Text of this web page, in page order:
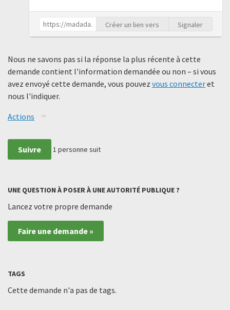
Créer un lien vers Signaler
Nous ne savons pas si la réponse la plus récente à cette
demande contient l'information demandée ou non – si vous
avez envoyé cette demande, vous pouvez vous connecteret
nous l'indiquer.
Actions
Suivre 1 personne suit
UNE QUESTION À POSER À UNE AUTORITÉ PUBLIQUE ?
Lancez votre propre demande
Faire une demande »
TAGS
Cette demande n'a pas de tags.